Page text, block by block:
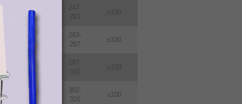
31-33
247-
263
≤100
263-
287
≤100
287-
310
≤100
≥1114 38-410
302-
326
≤100